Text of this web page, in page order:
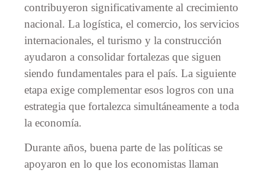
contribuyeron significativamente al crecimiento
nacional. La logística, el comercio, los servicios
internacionales, el turismo y la construcción
ayudaron a consolidar fortalezas que siguen
siendo fundamentales para el país. La siguiente
etapa exige complementar esos logros con una
estrategia que fortalezca simultáneamente a toda
la economía.
Durante años, buena parte de las políticas se
apoyaron en lo que los economistas llaman